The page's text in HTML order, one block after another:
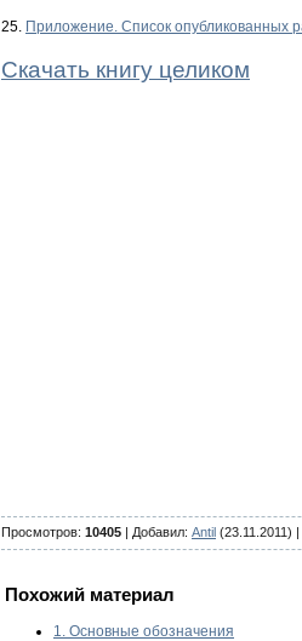
25. Приложение. Список опубликованных
Скачать книгу целиком
Просмотров: 10405 | Добавил: Antil (23.11.2011) |
Похожий материал
1. Основные обозначения